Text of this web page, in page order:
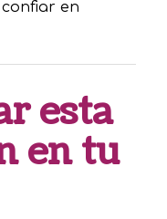
en
esta
en tu